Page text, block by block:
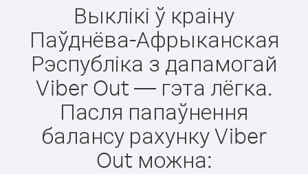
Выклікі ў краіну
Паўднёва-Афрыканская
Рэспубліка з дапамогай
Viber Out — гэта лёгка.
Пасля папаўнення
балансу рахунку Viber
Out можна: